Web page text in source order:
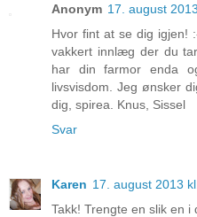
Anonym 17. august
Hvor fint at se dig igjen!
vakkert innlæg der du
har din farmor enda
livsvisdom. Jeg ønsker
dig, spirea. Knus, Sissel
Svar
Karen 17. august 2013
Takk! Trengte en slik en i